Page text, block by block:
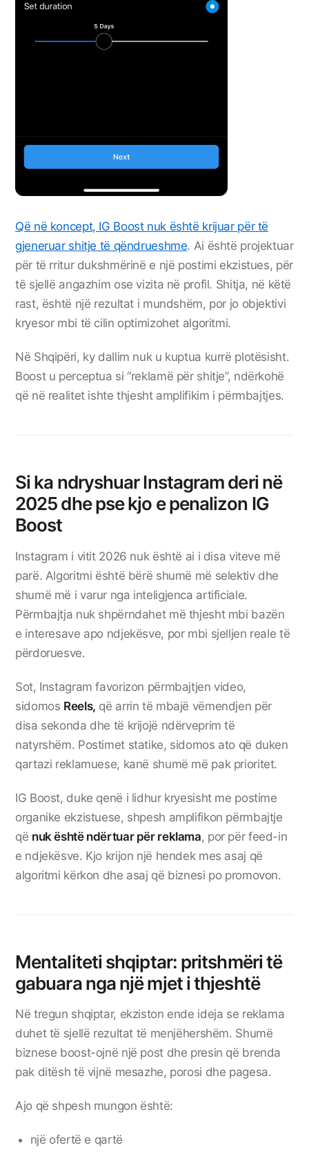
Që në koncept, IG Boost nuk është krijuar për të
gjeneruar shitje të qëndrueshme. Ai është projektuar
për të rritur dukshmërinë e një postimi ekzistues, për
të sjellë angazhim ose vizita në profil. Shitja, në këtë
rast, është një rezultat i mundshëm, por jo objektivi
kryesor mbi të cilin optimizohet algoritmi.
Në Shqipëri, ky dallim nuk u kuptua kurrë plotësisht.
Boost u perceptua si “reklamë për shitje”, ndërkohë
që në realitet ishte thjesht amplifikim i përmbajtjes.
Si ka ndryshuar Instagram deri në
2025 dhe pse kjo e penalizon IG
Boost
Instagram i vitit 2026 nuk është ai i disa viteve më
parë. Algoritmi është bërë shumë më selektiv dhe
shumë më i varur nga inteligjenca artificiale.
Përmbajtja nuk shpërndahet më thjesht mbi bazën
e interesave apo ndjekësve, por mbi sjelljen reale të
përdoruesve.
Sot, Instagram favorizon përmbajtjen video,
sidomos Reels, që arrin të mbajë vëmendjen për
disa sekonda dhe të krijojë ndërveprim të
natyrshëm. Postimet statike, sidomos ato që duken
qartazi reklamuese, kanë shumë më pak prioritet.
IG Boost, duke qenë i lidhur kryesisht me postime
organike ekzistuese, shpesh amplifikon përmbajtje
që nuk është ndërtuar për reklama, por për feed-in
e ndjekësve. Kjo krijon një hendek mes asaj që
algoritmi kërkon dhe asaj që biznesi po promovon.
Mentaliteti shqiptar: pritshmëri të
gabuara nga një mjet i thjeshtë
Në tregun shqiptar, ekziston ende ideja se reklama
duhet të sjellë rezultat të menjëhershëm. Shumë
biznese boost-ojnë një post dhe presin që brenda
pak ditësh të vijnë mesazhe, porosi dhe pagesa.
Ajo që shpesh mungon është:
një ofertë e qartë